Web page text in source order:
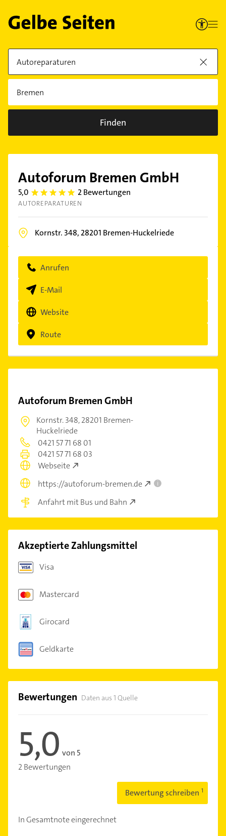
Finden
Autoforum Bremen GmbH
5,0 5.0 2 Bewertungen
AUTOREPARATUREN
Kornstr. 348, 28201 Bremen-Huckelriede
Anrufen
E-Mail
Website
Route
Autoforum Bremen GmbH
Kornstr. 348,28201 Bremen-
Huckelriede
0421 57 71 68 01
0421 57 71 68 03
Webseite
https://autoforum-bremen.de
i
Anfahrt mit Bus und Bahn
Akzeptierte Zahlungsmittel
Visa
Mastercard
Girocard
Geldkarte
Bewertungen Daten aus 1 Quelle
5,0 von 5
2 Bewertungen
Bewertung schreiben
In Gesamtnote eingerechnet